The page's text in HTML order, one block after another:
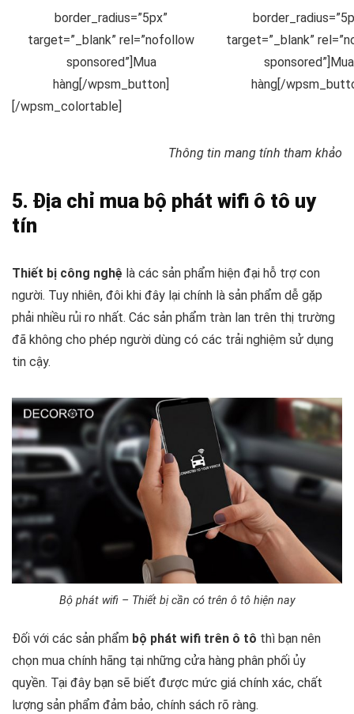
border_radius=”5px”
target=”_blank” rel=”nofollow
sponsored”]Mua
hàng[/wpsm_button]
target=”_blank”
sponsored”]Mua
hàng[/
[/wpsm_colortable]
Thông tin mang tính tham khảo
5. Địa chỉ mua bộ phát wifi ô tô uy
tín
Thiết bị công nghệ là các sản phẩm hiện đại hỗ trợ con
người. Tuy nhiên, đôi khi đây lại chính là sản phẩm dễ gặp
phải nhiều rủi ro nhất. Các sản phẩm tràn lan trên thị trường
đã không cho phép người dùng có các trải nghiệm sử dụng
tin cậy.
Bộ phát wifi – Thiết bị cần có trên ô tô hiện nay
Đối với các sản phẩm bộ phát wifi trên ô tô thì bạn nên
chọn mua chính hãng tại những cửa hàng phân phối ủy
quyền. Tại đây bạn sẽ biết được mức giá chính xác, chất
lượng sản phẩm đảm bảo, chính sách rõ ràng.